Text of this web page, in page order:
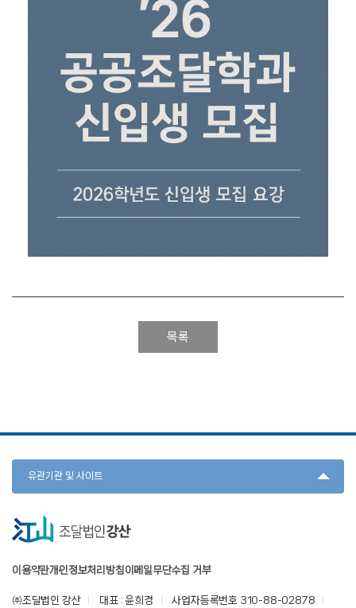
목록
이용약관개인정보처리방침이메일무단수집 거부
㈜조달법인 강산 대표 : 윤희경 사업자등록번호 310-88-02878
유관기관 및 사이트